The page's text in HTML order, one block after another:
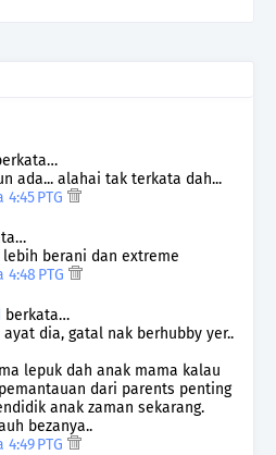
ada... alahai tak terkata dah...
PTG
berani dan extreme
PTG
berkata…
dia, gatal nak berhubby yer..
lepuk dah anak mama kalau
dari parents penting
anak zaman sekarang.
bezanya..
PTG